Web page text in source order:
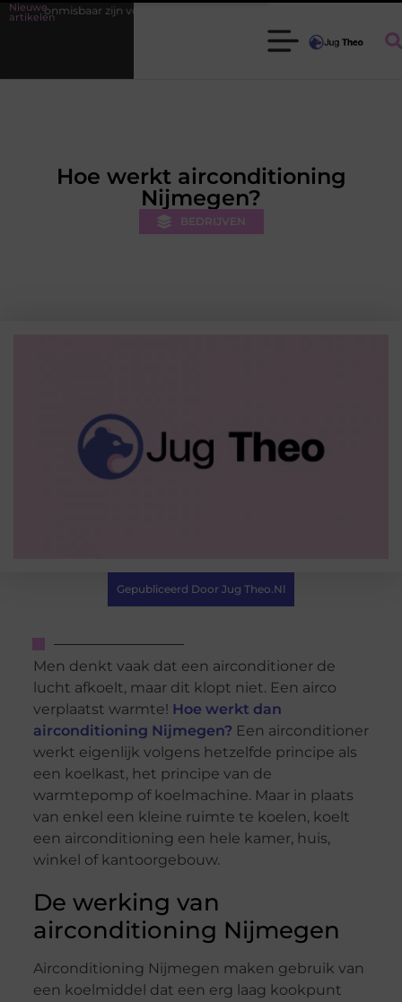
Nieuwe
artikelen
voor elke tuinier
Hoe werkt airconditioning
Nijmegen?
BEDRIJVEN
Gepubliceerd Door Jug Theo.nl
Men denkt vaak dat een airconditioner de
lucht afkoelt, maar dit klopt niet. Een airco
verplaatst warmte! Hoe werkt dan
airconditioning Nijmegen? Een airconditioner
werkt eigenlijk volgens hetzelfde principe als
een koelkast, het principe van de
warmtepomp of koelmachine. Maar in plaats
van enkel een kleine ruimte te koelen, koelt
een airconditioning een hele kamer, huis,
winkel of kantoorgebouw.
De werking van
airconditioning Nijmegen
Airconditioning Nijmegen maken gebruik van
een koelmiddel dat een erg laag kookpunt